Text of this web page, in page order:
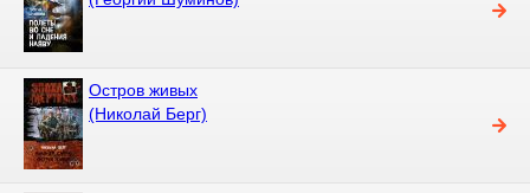
Остров живых
(Николай Берг)